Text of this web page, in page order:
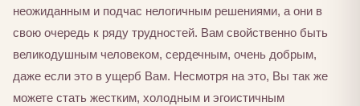
неожиданным и подчас нелогичным решениями, а они в
свою очередь к ряду трудностей. Вам свойственно быть
великодушным человеком, сердечным, очень добрым,
даже если это в ущерб Вам. Несмотря на это, Вы так же
можете стать жестким, холодным и эгоистичным